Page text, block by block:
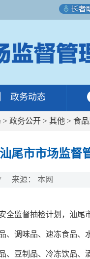
政务动态
> 政务公开 > 其他 > 食
汕尾市市场监督
来源： 本网
全监督抽检计划，汕
、调味品、速冻食品
、豆制品、冷冻饮品